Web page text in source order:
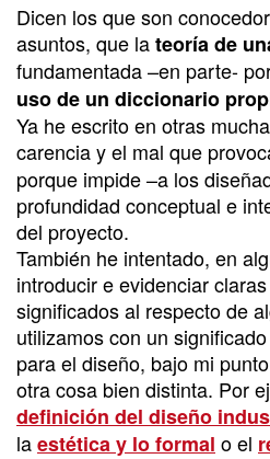
Dicen los que son
asuntos, que lateoría de
fundamentada –en parte-
uso de un diccionario
Ya he escrito en otras
carencia y el mal que
porque impide –a los
profundidad conceptual e
del proyecto.
También he intentado, en
introducir e evidenciar
significados al respecto de
utilizamos con un
para el diseño, bajo mi
otra cosa bien distinta. Por
definición del diseño
laestética y lo formal o el